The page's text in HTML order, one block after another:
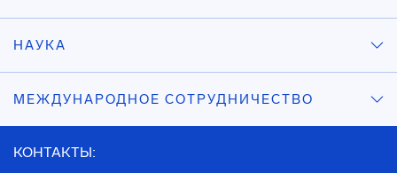
НАУКА
МЕЖДУНАРОДНОЕ СОТРУДНИЧЕСТВО
КОНТАКТЫ: